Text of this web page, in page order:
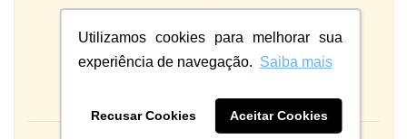
Utilizamos cookies para melhorar sua
experiência de navegação. Saiba mais
Recusar Cookies Aceitar Cookies